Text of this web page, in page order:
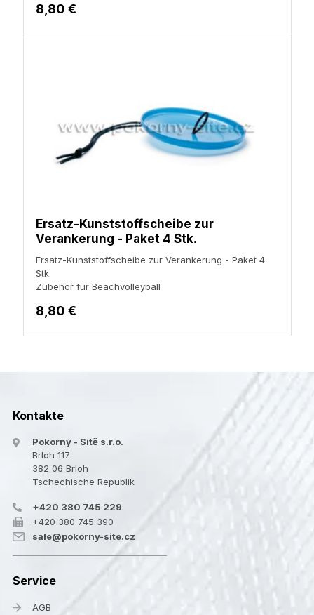
8,80 €
Ersatz-Kunststoffscheibe zur
Verankerung - Paket 4 Stk.
Ersatz-Kunststoffscheibe zur Verankerung - Paket 4
Stk.
Zubehör für Beachvolleyball
8,80 €
Kontakte
Pokorný - Sítě s.r.o.
Brloh 117
382 06 Brloh
Tschechische Republik
+420 380 745 229
+420 380 745 390
sale@pokorny-site.cz
Service
AGB